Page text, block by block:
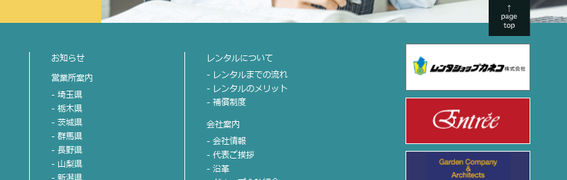
お知らせ
営業所案内
- 埼玉県
- 栃木県
- 茨城県
- 群馬県
- 長野県
- 山梨県
レンタルについて
- レンタルまでの流れ
- レンタルのメリット
- 補償制度
会社案内
- 会社情報
- 代表ご挨拶
- 沿革